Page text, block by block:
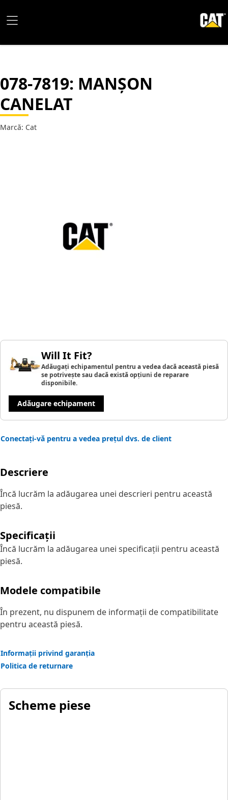
078-7819: MANȘON
CANELAT
Marcă: Cat
Will It Fit?
Adăugați echipamentul pentru a vedea dacă această piesă
se potrivește sau dacă există opțiuni de reparare
disponibile.
Adăugare echipament
Conectați-vă pentru a vedea prețul dvs. de client
Descriere
Încă lucrăm la adăugarea unei descrieri pentru această
piesă.
Specificații
Încă lucrăm la adăugarea unei specificații pentru această
piesă.
Modele compatibile
În prezent, nu dispunem de informații de compatibilitate
pentru această piesă.
Informații privind garanția
Politica de returnare
Scheme piese